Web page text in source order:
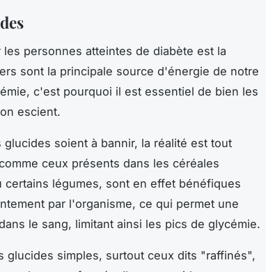
personnes atteintes de diabète est la
sont la principale source d'énergie de notre
c'est pourquoi il est essentiel de bien les
escient.
soient à bannir, la réalité est tout
ceux présents dans les céréales
légumes, sont en effet bénéfiques
par l'organisme, ce qui permet une
le sang, limitant ainsi les pics de glycémie.
glucides simples, surtout ceux dits "raffinés",